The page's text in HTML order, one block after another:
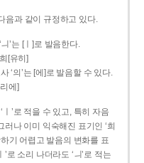
음과 같이 규정하고 있다.
’는 [ㅣ]로 발음한다.
[유히]
‘의’는 [에]로 발음할 수 있다.
에]
ㅣ’로 적을 수 있고, 특히 자음
러나 이미 익숙해진 표기인 ‘희
하기 어렵고 발음의 변화를 표
로 소리 나더라도 ‘ㅢ’로 적는